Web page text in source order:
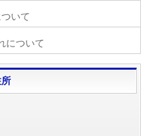
いて
について